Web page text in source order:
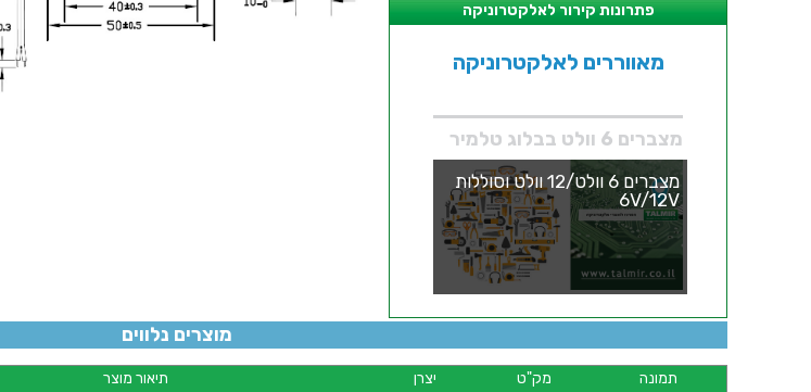
פתרונות קירור לאלקטרוניקה
מאווררים לאלקטרוניקה
מצברים 6 וולט בבלוג טלמיר
מצברים 6 וולט/12 וולט וסוללות
6V/12V
מוצרים נלווים
תמונה מק"ט יצרן תיאור מוצר